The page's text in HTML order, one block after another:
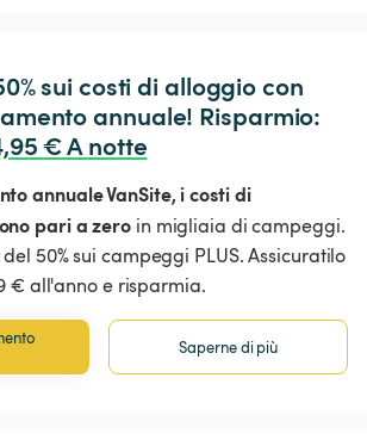
sui costi di alloggio con
annuale! Risparmio:
€ A notte
annuale VanSite, i costi di
pari a zero in migliaia di campeggi.
50% sui campeggi PLUS. Assicuratilo
€ all'anno e risparmia.
Saperne di più